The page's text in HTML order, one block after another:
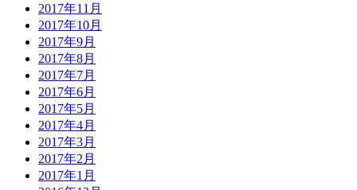
2017年11月
2017年10月
2017年9月
2017年8月
2017年7月
2017年6月
2017年5月
2017年4月
2017年3月
2017年2月
2017年1月